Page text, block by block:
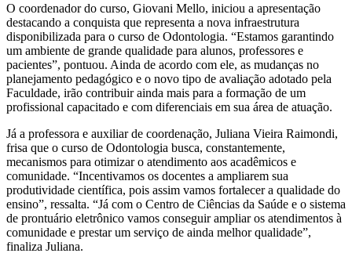
O coordenador do curso, Giovani Mello, iniciou a apresentação
destacando a conquista que representa a nova infraestrutura
disponibilizada para o curso de Odontologia. “Estamos garantindo
um ambiente de grande qualidade para alunos, professores e
pacientes”, pontuou. Ainda de acordo com ele, as mudanças no
planejamento pedagógico e o novo tipo de avaliação adotado pela
Faculdade, irão contribuir ainda mais para a formação de um
profissional capacitado e com diferenciais em sua área de atuação.
Já a professora e auxiliar de coordenação, Juliana Vieira Raimondi,
frisa que o curso de Odontologia busca, constantemente,
mecanismos para otimizar o atendimento aos acadêmicos e
comunidade. “Incentivamos os docentes a ampliarem sua
produtividade científica, pois assim vamos fortalecer a qualidade do
ensino”, ressalta. “Já com o Centro de Ciências da Saúde e o sistema
de prontuário eletrônico vamos conseguir ampliar os atendimentos à
comunidade e prestar um serviço de ainda melhor qualidade”,
finaliza Juliana.